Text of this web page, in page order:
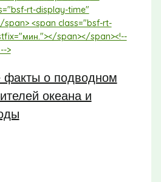
факты о подводном
океана и